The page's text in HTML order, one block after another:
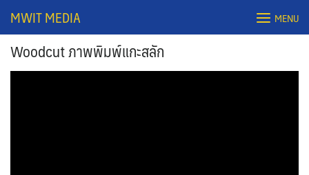
MWIT MEDIA MENU
Woodcut ภาพพิมพ์แกะสลัก